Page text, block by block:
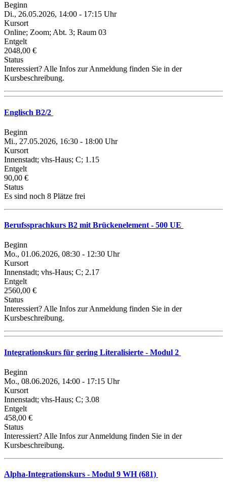
Beginn
Di., 26.05.2026, 14:00 - 17:15 Uhr
Kursort
Online; Zoom; Abt. 3; Raum 03
Entgelt
2048,00 €
Status
Interessiert? Alle Infos zur Anmeldung finden Sie in der
Kursbeschreibung.
Englisch B2/2
Beginn
Mi., 27.05.2026, 16:30 - 18:00 Uhr
Kursort
Innenstadt; vhs-Haus; C; 1.15
Entgelt
90,00 €
Status
Es sind noch 8 Plätze frei
Berufssprachkurs B2 mit Brückenelement - 500 UE
Beginn
Mo., 01.06.2026, 08:30 - 12:30 Uhr
Kursort
Innenstadt; vhs-Haus; C; 2.17
Entgelt
2560,00 €
Status
Interessiert? Alle Infos zur Anmeldung finden Sie in der
Kursbeschreibung.
Integrationskurs für gering Literalisierte - Modul 2
Beginn
Mo., 08.06.2026, 14:00 - 17:15 Uhr
Kursort
Innenstadt; vhs-Haus; C; 3.08
Entgelt
458,00 €
Status
Interessiert? Alle Infos zur Anmeldung finden Sie in der
Kursbeschreibung.
Alpha-Integrationskurs - Modul 9 WH (681)